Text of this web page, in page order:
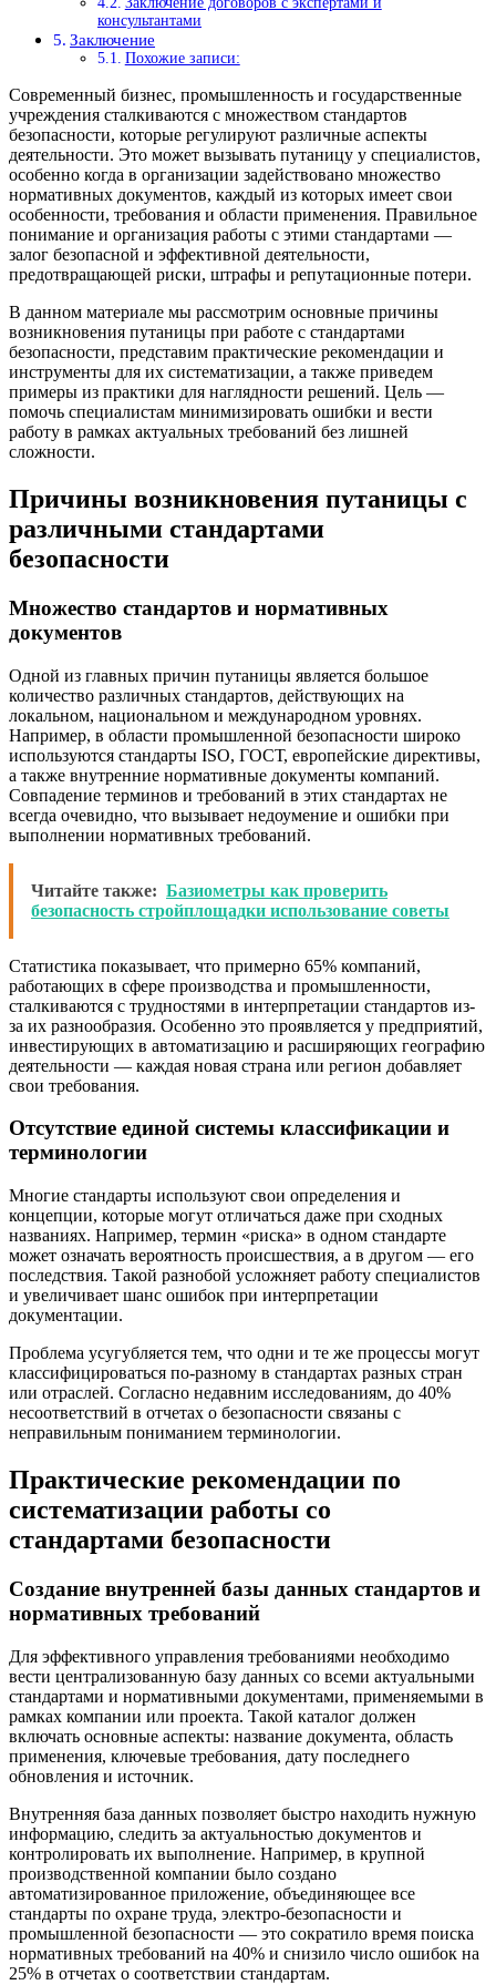
консультантами
Заключение
Похожие записи:
Современный бизнес, промышленность и государственные
учреждения сталкиваются с множеством стандартов
безопасности, которые регулируют различные аспекты
деятельности. Это может вызывать путаницу у специалистов,
особенно когда в организации задействовано множество
нормативных документов, каждый из которых имеет свои
особенности, требования и области применения. Правильное
понимание и организация работы с этими стандартами —
залог безопасной и эффективной деятельности,
предотвращающей риски, штрафы и репутационные потери.
В данном материале мы рассмотрим основные причины
возникновения путаницы при работе с стандартами
безопасности, представим практические рекомендации и
инструменты для их систематизации, а также приведем
примеры из практики для наглядности решений. Цель —
помочь специалистам минимизировать ошибки и вести
работу в рамках актуальных требований без лишней
сложности.
Причины возникновения путаницы с
различными стандартами
безопасности
Множество стандартов и нормативных
документов
Одной из главных причин путаницы является большое
количество различных стандартов, действующих на
локальном, национальном и международном уровнях.
Например, в области промышленной безопасности широко
используются стандарты ISO, ГОСТ, европейские директивы,
а также внутренние нормативные документы компаний.
Совпадение терминов и требований в этих стандартах не
всегда очевидно, что вызывает недоумение и ошибки при
выполнении нормативных требований.
Читайте также: Базиометры как проверить
безопасность стройплощадки использование советы
Статистика показывает, что примерно 65% компаний,
работающих в сфере производства и промышленности,
сталкиваются с трудностями в интерпретации стандартов из-
за их разнообразия. Особенно это проявляется у предприятий,
инвестирующих в автоматизацию и расширяющих географию
деятельности — каждая новая страна или регион добавляет
свои требования.
Отсутствие единой системы классификации и
терминологии
Многие стандарты используют свои определения и
концепции, которые могут отличаться даже при сходных
названиях. Например, термин «риска» в одном стандарте
может означать вероятность происшествия, а в другом — его
последствия. Такой разнобой усложняет работу специалистов
и увеличивает шанс ошибок при интерпретации
документации.
Проблема усугубляется тем, что одни и те же процессы могут
классифицироваться по-разному в стандартах разных стран
или отраслей. Согласно недавним исследованиям, до 40%
несоответствий в отчетах о безопасности связаны с
неправильным пониманием терминологии.
Практические рекомендации по
систематизации работы со
стандартами безопасности
Создание внутренней базы данных стандартов и
нормативных требований
Для эффективного управления требованиями необходимо
вести централизованную базу данных со всеми актуальными
стандартами и нормативными документами, применяемыми в
рамках компании или проекта. Такой каталог должен
включать основные аспекты: название документа, область
применения, ключевые требования, дату последнего
обновления и источник.
Внутренняя база данных позволяет быстро находить нужную
информацию, следить за актуальностью документов и
контролировать их выполнение. Например, в крупной
производственной компании было создано
автоматизированное приложение, объединяющее все
стандарты по охране труда, электро-безопасности и
промышленной безопасности — это сократило время поиска
нормативных требований на 40% и снизило число ошибок на
25% в отчетах о соответствии стандартам.